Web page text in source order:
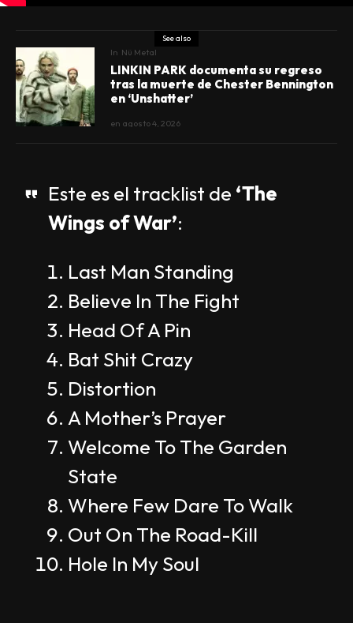
See also
In Nü Metal
LINKIN PARK documenta su regreso
tras la muerte de Chester Bennington
en ‘Unshatter’
en agosto 4, 2026
Este es el tracklist de ‘The
Wings of War’:
Last Man Standing
Believe In The Fight
Head Of A Pin
Bat Shit Crazy
Distortion
A Mother’s Prayer
Welcome To The Garden
State
Where Few Dare To Walk
Out On The Road-Kill
Hole In My Soul